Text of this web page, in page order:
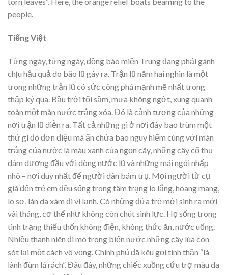
people.
Tiếng Việt
Từng ngày, từng ngày, đồng bào miền Trung đang phải gánh
chịu hậu quả do bão lũ gây ra. Trận lũ năm hai nghìn là một
trong những trận lũ có sức công phá mạnh mẽ nhất trong
thập kỷ qua. Bầu trời tối sầm, mưa không ngớt, xung quanh
toàn một màn nước trắng xóa. Đó là cảnh tượng của những
nơi trận lũ diễn ra. Tất cả những gì ở nơi đây bao trùm một
thứ gì đó đơn điệu mà ẩn chứa bao nguy hiểm cùng với màn
trắng của nước là màu xanh của ngọn cây, những cây cổ thụ
dám dương đầu với dòng nước lũ và những mái ngói nhấp
nhô – nơi duy nhất để người dân bám trụ. Mọi người từ cụ
già đến trẻ em đều sống trong tâm trạng lo lắng, hoang mang,
lo sợ, làn da xám đi vì lạnh. Có những đứa trẻ mới sinh ra mới
vài tháng, cơ thể như không còn chút sinh lực. Họ sống trong
tình trạng thiếu thốn không điện, không thức ăn, nước uống.
Nhiều thanh niên đi mò trong biển nước những cây lúa còn
sót lại một cách vô vọng. Chính phủ đã kêu gọi tinh thần “lá
lành đùm lá rách”. Đâu đây, những chiếc xuồng cứu trợ màu da